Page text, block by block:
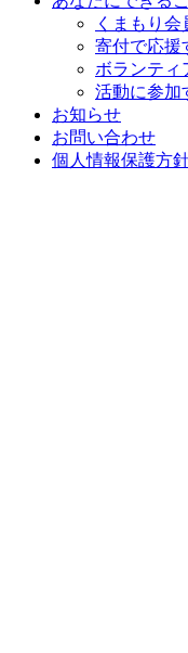
くまもり会
寄付で応援
ボランティ
活動に参加
お知らせ
お問い合わせ
個人情報保護方